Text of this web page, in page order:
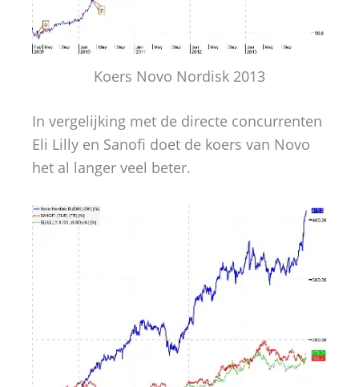
Koers Novo Nordisk 2013
In vergelijking met de directe concurrenten
Eli Lilly en Sanofi doet de koers van Novo
het al langer veel beter.